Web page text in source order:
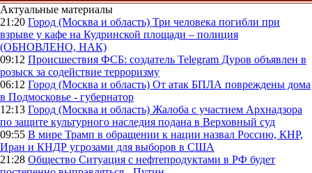
Актуальные материалы
21:20 Город (Москва и область) Три человека погибли при
взрыве у кафе на Кудринской площади – полиция
(ОБНОВЛЕНО, НАК)
09:12 Происшествия ФСБ: создатель Telegram Дуров объявлен в
розыск за содействие терроризму
06:12 Город (Москва и область) От атак БПЛА повреждены дома
в Подмосковье - губернатор
12:13 Город (Москва и область) Жалоба с участием Архнадзора
по защите культурного наследия подана в Верховный суд
09:55 В мире Трамп в обращении к нации назвал Россию, КНР,
Иран и КНДР угрозами для выборов в США
21:28 Общество Ситуация с нефтепродуктами в РФ будет